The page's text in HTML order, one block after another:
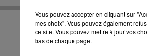
Vous pouvez accepter en cliquant sur
mes choix". Vous pouvez également
ce site. Vous pouvez mettre à jour vos
bas de chaque page.